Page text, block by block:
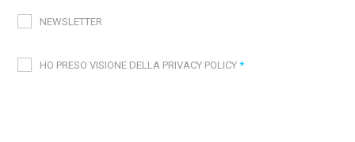
NEWSLETTER
HO PRESO VISIONE DELLA PRIVACY POLICY *